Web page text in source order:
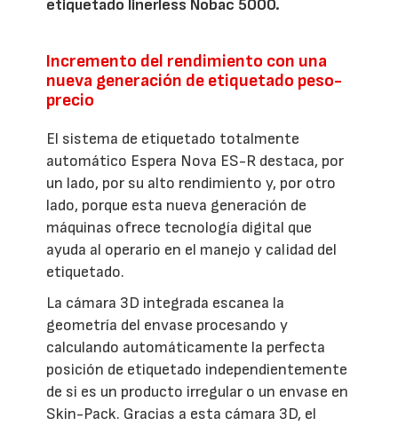
etiquetado linerless Nobac 5000.
Incremento del rendimiento con una
nueva generación de etiquetado peso-
precio
El sistema de etiquetado totalmente
automático Espera Nova ES-R destaca, por
un lado, por su alto rendimiento y, por otro
lado, porque esta nueva generación de
máquinas ofrece tecnología digital que
ayuda al operario en el manejo y calidad del
etiquetado.
La cámara 3D integrada escanea la
geometría del envase procesando y
calculando automáticamente la perfecta
posición de etiquetado independientemente
de si es un producto irregular o un envase en
Skin-Pack. Gracias a esta cámara 3D, el